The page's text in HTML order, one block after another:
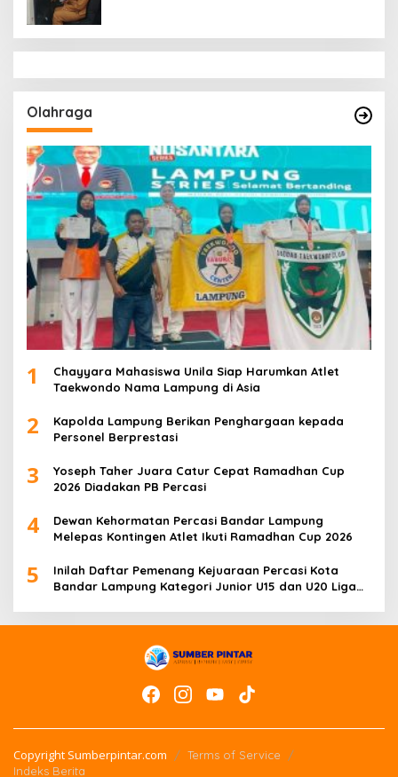
Olahraga
1
Chayyara Mahasiswa Unila Siap Harumkan Atlet
Taekwondo Nama Lampung di Asia
2
Kapolda Lampung Berikan Penghargaan kepada
Personel Berprestasi
3
Yoseph Taher Juara Catur Cepat Ramadhan Cup
2026 Diadakan PB Percasi
4
Dewan Kehormatan Percasi Bandar Lampung
Melepas Kontingen Atlet Ikuti Ramadhan Cup 2026
5
Inilah Daftar Pemenang Kejuaraan Percasi Kota
Bandar Lampung Kategori Junior U15 dan U20 Liga
Copyright Sumberpintar.com
Terms of Service
Indeks Berita